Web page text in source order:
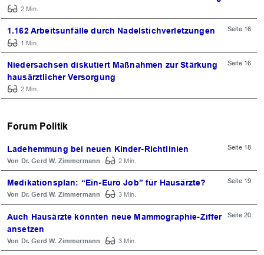
2 Min.
1.162 Arbeitsunfälle durch Nadelstichverletzungen
Seite 16
1 Min.
Niedersachsen diskutiert Maßnahmen zur Stärkung
hausärztlicher Versorgung
Seite 16
2 Min.
Forum Politik
Ladehemmung bei neuen Kinder-Richtlinien Seite 18
Dr. Gerd W. Zimmermann 2 Min.
Medikationsplan: “Ein-Euro Job” für Hausärzte? Seite 19
Dr. Gerd W. Zimmermann 3 Min.
Auch Hausärzte könnten neue Mammographie-Ziffer
ansetzen
Seite 20
Dr. Gerd W. Zimmermann 3 Min.